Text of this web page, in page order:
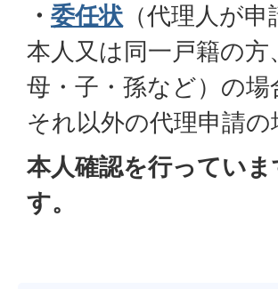
・ 委任状 （代理人が
本人又は同一戸籍の
母・子・孫など）の
それ以外の代理申請
本人確認を行ってい
す。